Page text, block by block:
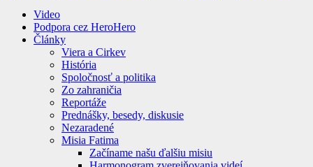
Video
Podpora cez HeroHero
Články
Viera a Cirkev
História
Spoločnosť a politika
Zo zahraničia
Reportáže
Prednášky, besedy, diskusie
Nezaradené
Misia Fatima
Začíname našu ďalšiu misiu